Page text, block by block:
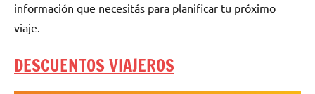
información que necesitás para planificar tu próximo
viaje.
DESCUENTOS VIAJEROS